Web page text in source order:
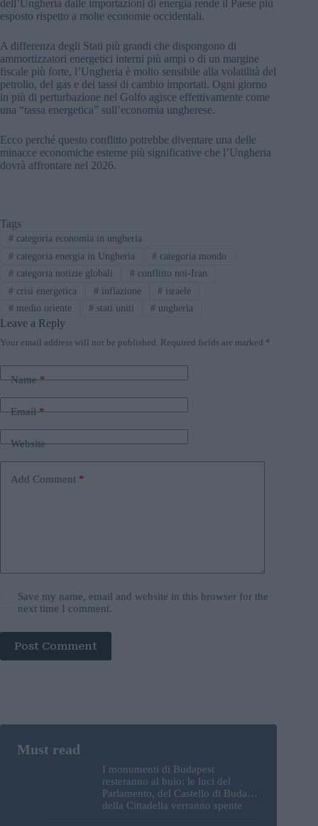
dell’Ungheria dalle importazioni di energia rende il Paese più
esposto rispetto a molte economie occidentali.
A differenza degli Stati più grandi che dispongono di
ammortizzatori energetici interni più ampi o di un margine
fiscale più forte, l’Ungheria è molto sensibile alla volatilità del
petrolio, del gas e dei tassi di cambio importati. Ogni giorno
in più di perturbazione nel Golfo agisce effettivamente come
una “tassa energetica” sull’economia ungherese.
Ecco perché questo conflitto potrebbe diventare una delle
minacce economiche esterne più significative che l’Ungheria
dovrà affrontare nel 2026.
Tags
#categoria economia in ungheria
#categoria energia in Ungheria #categoria mondo
#categoria notizie globali #conflitto noi-Iran
#crisi energetica #inflazione # israele
#medio oriente #stati uniti # ungheria
Leave a Reply
Your email address will not be published. Required fields are marked *
Name*
Email*
Website
Add Comment *
Save my name, email and website in this browser for the
next time I comment.
Post Comment
I monumenti di Budapest
resteranno al buio: le luci del
Parlamento, del Castello di Buda e
della Cittadella verranno spente